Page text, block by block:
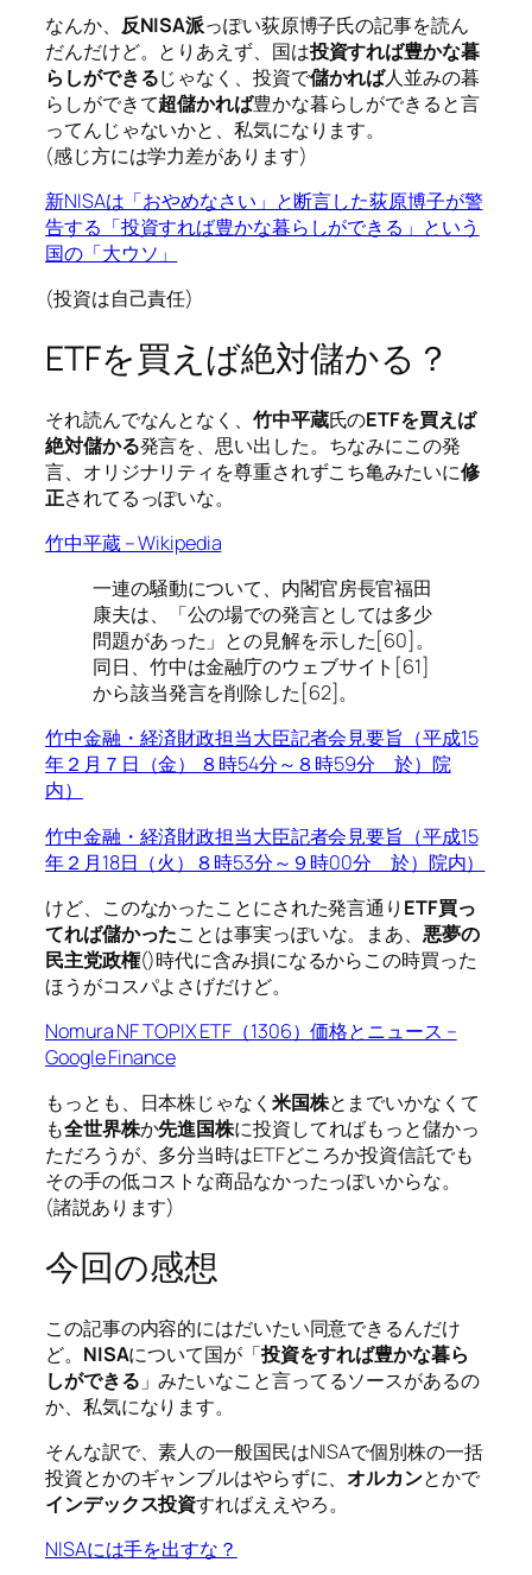
なんか、 反NISA派っぽい荻原博子氏の記事を読ん
だんだけど。とりあえず、国は投資すれば豊かな暮
らしができるじゃなく、投資で儲かれば人並みの暮
らしができて超儲かれば豊かな暮らしができると言
ってんじゃないかと、私気になります。
(感じ方には学力差があります)
新NISAは「おやめなさい」と断言した荻原博子が警
告する「投資すれば豊かな暮らしができる」という
国の「大ウソ」
(投資は自己責任)
ETFを買えば絶対儲かる？
それ読んでなんとなく、 竹中平蔵氏のETFを買えば
絶対儲かる発言を、思い出した。ちなみにこの発
言、オリジナリティを尊重されずこち亀みたいに修
正されてるっぽいな。
竹中平蔵 – Wikipedia
一連の騒動について、内閣官房長官福田
康夫は、「公の場での発言としては多少
問題があった」との見解を示した[60]。
同日、竹中は金融庁のウェブサイト[61]
から該当発言を削除した[62]。
竹中金融・経済財政担当大臣記者会見要旨（平成15
年２月７日（金） ８時54分～８時59分 於）院
内）
竹中金融・経済財政担当大臣記者会見要旨（平成15
年２月18日（火）８時53分～９時00分 於）院内）
けど、このなかったことにされた発言通り ETF買っ
てれば儲かったことは事実っぽいな。まあ、悪夢の
民主党政権()時代に含み損になるからこの時買った
ほうがコスパよさげだけど。
Nomura NF TOPIX ETF（1306）価格とニュース –
Google Finance
もっとも、日本株じゃなく 米国株とまでいかなくて
も全世界株か先進国株に投資してればもっと儲かっ
ただろうが、多分当時はETFどころか投資信託でも
その手の低コストな商品なかったっぽいからな。
(諸説あります)
今回の感想
この記事の内容的にはだいたい同意できるんだけ
ど。 NISAについて国が「投資をすれば豊かな暮ら
しができる 」みたいなこと言ってるソースがあるの
か、私気になります。
そんな訳で、素人の一般国民はNISAで個別株の一括
投資とかのギャンブルはやらずに、 オルカンとかで
インデックス投資すればええやろ。
NISAには手を出すな？